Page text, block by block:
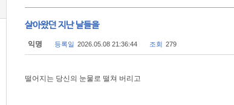
살아왔던 지난 날들을
익명 등록일 2026.05.08 21:36:44 조회 279
떨어지는 당신의 눈물로 떨쳐 버리고